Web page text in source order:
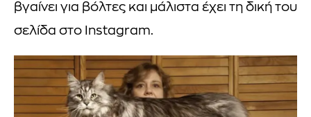
βγαίνει για βόλτες και μάλιστα έχει τη δική του
σελίδα στο Instagram.